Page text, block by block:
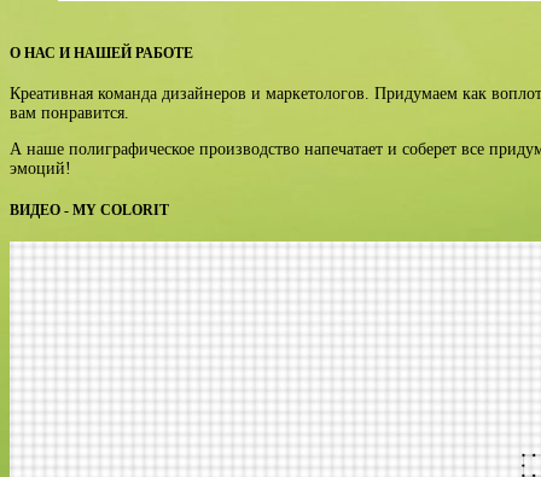
О НАС И НАШЕЙ РАБОТЕ
Креативная команда дизайнеров и маркетологов. Придумаем как
вам понравится.
А наше полиграфическое производство напечатает и соберет все
эмоций!
ВИДЕО - MY COLORIT